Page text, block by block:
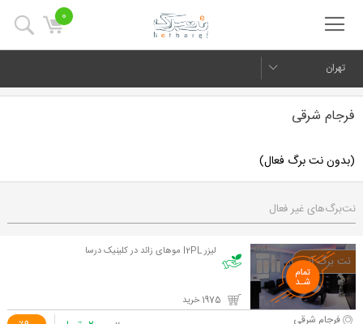
0
تهران
فرجام شرقی
(بدون نت برگ فعال)
نت‌برگ‌های غیر فعال
لیزر I2PL موهای زائد در کلینیک درسا
فرجام شرقی